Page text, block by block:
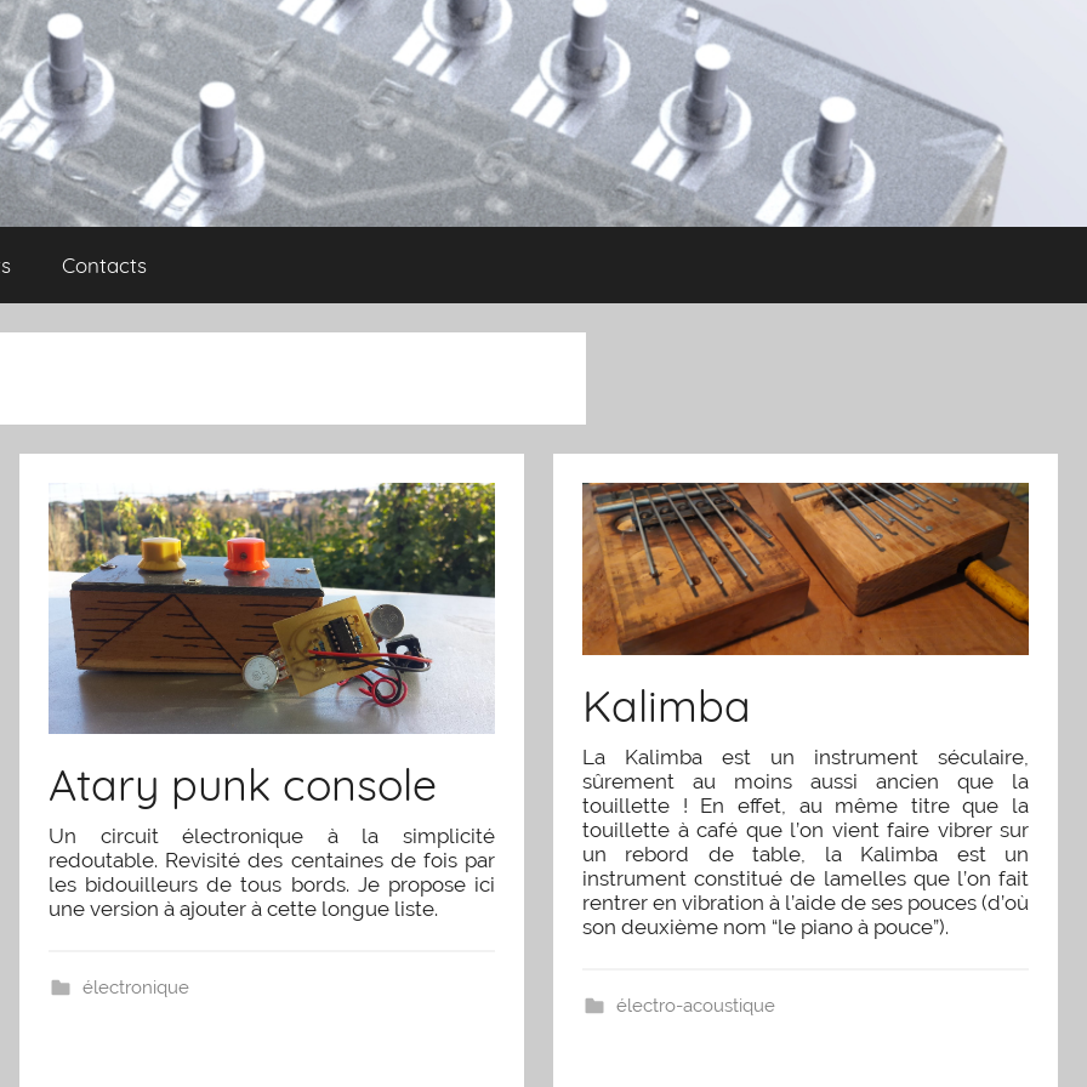
Contacts
Atary punk console
Un circuit électronique à la simplicité
redoutable. Revisité des centaines de fois par
les bidouilleurs de tous bords. Je propose ici
une version à ajouter à cette longue liste.
électronique
Kalimba
La Kalimba est un instrument séculaire,
sûrement au moins aussi ancien que la
touillette ! En effet, au même titre que la
touillette à café que l’on vient faire vibrer sur
un rebord de table, la Kalimba est un
instrument constitué de lamelles que l’on fait
rentrer en vibration à l’aide de ses pouces (d’où
son deuxième nom “le piano à pouce”).
électro-acoustique